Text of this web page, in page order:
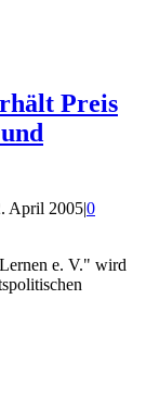
Preis
April 2005|0
e. V." wird